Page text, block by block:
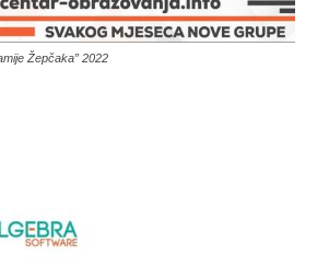
Žepčaka” 2022